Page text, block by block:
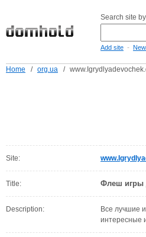
Search site
Add site -
Home / org.ua /
Site:
Title: Флеш игры
Description:
Все лучшие
интересные